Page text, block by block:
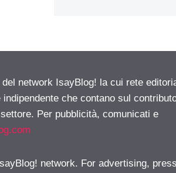
network IsayBlog! la cui rete
che contano sul
Per pubblicità, comunicati e
network. For advertising,